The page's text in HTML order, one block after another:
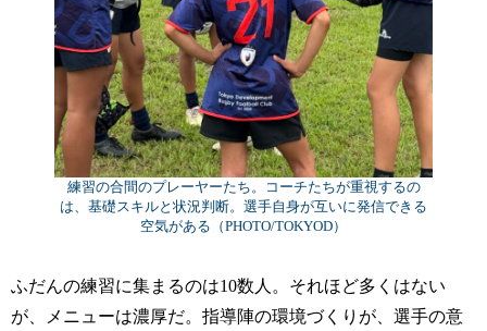
練習の合間のプレーヤーたち。コーチたちが重視するの
は、基礎スキルと状況判断。選手自身が互いに発信できる
空気がある（PHOTO/TOKYOD）
ふだんの練習に集まるのは10数人。それほど多くはない
が、メニューは濃厚だ。指導陣の環境づくりが、選手の意